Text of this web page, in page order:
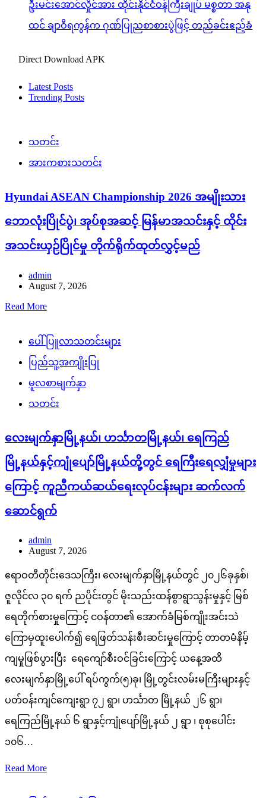
ဦးမင်းအောင်လှိုင်အား ထိုင်းနိုင်ငံဝန်ကြီးချုပ် မစ္စတာ အနု
ထင် ချာဝီရကွန်က ဂုဏ်ပြုညစာစားပွဲဖြင့် တည်ခင်းဧည့်ခံ
Direct Download APK
Latest Posts
Trending Posts
သတင်း
အားကစားသတင်း
Hyundai ASEAN Championship 2026 အမျိုးသား
ဘောလုံးပြိုင်ပွဲ၊ အုပ်စုအဆင့် မြန်မာအသင်းနှင့် ထိုင်း
အသင်းယှဉ်ပြိုင်မှု တိုက်ရိုက်ထုတ်လွှင့်မည်
admin
August 7, 2026
Read More
ပေါ်ပြူလာသတင်းများ
ပြည်သူ့အကျိုးပြု
မူလစာမျက်နှာ
သတင်း
လေးမျက်နှာမြို့နယ်၊ ဟင်္သာတမြို့နယ်၊ ရေကြည်
မြို့နယ်နှင့်ကျုံပျော်မြို့နယ်တို့တွင် ရေကြီးရေလျှံမှုများ
ကြောင့် ကူညီကယ်ဆယ်ရေးလုပ်ငန်းများ ဆက်လက်
ဆောင်ရွက်
admin
August 7, 2026
ဧရာဝတီတိုင်းဒေသကြီး၊ လေးမျက်နှာမြို့နယ်တွင် ၂၀၂၆ခုနှစ်၊
ဇူလိုင်လ ၃၀ ရက် ညပိုင်းတွင် မိုးသည်းထန်စွာရွာသွန်းမှုနှင့် မြစ်
ရေတိုက်စားမှုကြောင့် ငဝန်တာ၏ အောက်ခံမြစ်ကျိုးအင်းသဲ
ကြောမှထူးပေါက်၍ ရေဖြတ်သန်းစီးဆင်းမှုကြောင့် တာတမံနိမ့်
ကျမှုဖြစ်ပွားပြီး ရေကျော်စီးဝင်ခြင်းကြောင့် ယနေ့အထိ
လေးမျက်နှာမြို့ပေါ် ရပ်ကွက်(၅)ခု၊ မြို့တွင်းလမ်းမကြီးများနှင့်
ပတ်ဝန်းကျင်ကျေးရွာ ၇၂ ရွာ၊ ဟင်္သာတ မြို့နယ် ၂၆ ရွာ၊
ရေကြည်မြို့နယ် ၆ ရွာနှင့်ကျုံပျော်မြို့နယ် ၂ ရွာ ၊ စုစုပေါင်း
၁၀၆…
Read More